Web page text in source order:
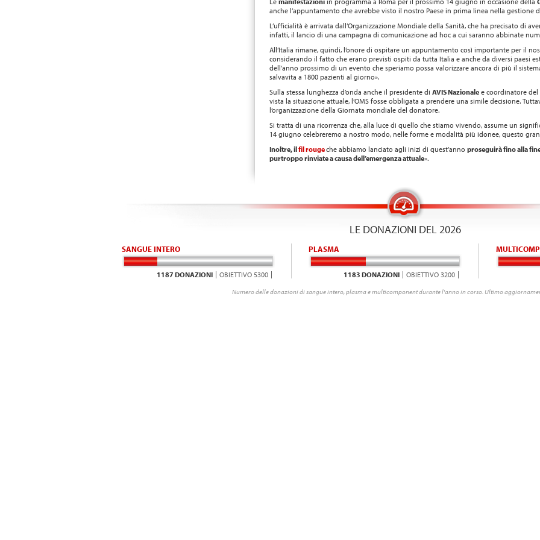
anche l’appuntamento che avrebbe visto il nostro Paese in prima linea nella gestione
L’ufficialità è arrivata dall’Organizzazione Mondiale della Sanità, che ha precisato di
infatti, il lancio di una campagna di comunicazione ad hoc a cui saranno abbinate
All’Italia rimane, quindi, l’onore di ospitare un appuntamento così importante per il
considerando il fatto che erano previsti ospiti da tutta Italia e anche da diversi paesi
dell’anno prossimo di un evento che speriamo possa valorizzare ancora di più il
salvavita a 1800 pazienti al giorno».
Sulla stessa lunghezza d’onda anche il presidente di AVIS Nazionalee coordinatore del
vista la situazione attuale, l’OMS fosse obbligata a prendere una simile decisione.
l’organizzazione della Giornata mondiale del donatore.
Si tratta di una ricorrenza che, alla luce di quello che stiamo vivendo, assume un
14 giugno celebreremo a nostro modo, nelle forme e modalità più idonee, questo
Inoltre, ilfil rougeche abbiamo lanciato agli inizi di quest’anno proseguirà fino alla
purtroppo rinviate a causa dell’emergenza attuale».
LE DONAZIONI DEL 2026
SANGUE INTERO
1187 DONAZIONI OBIETTIVO 5300
PLASMA
1183 DONAZIONI OBIETTIVO 3200
Numero delle donazioni di sangue intero, plasma e multicomponent durante l'anno in corso. Ultimo